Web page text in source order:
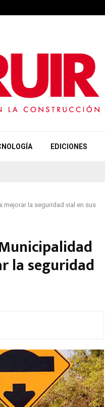
EDICIONES
mejorar la seguridad vial en sus
la seguridad